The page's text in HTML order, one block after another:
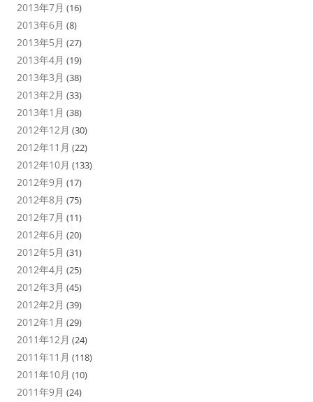
2013年7月 (16)
2013年6月 (8)
2013年5月 (27)
2013年4月 (19)
2013年3月 (38)
2013年2月 (33)
2013年1月 (38)
2012年12月 (30)
2012年11月 (22)
2012年10月 (133)
2012年9月 (17)
2012年8月 (75)
2012年7月 (11)
2012年6月 (20)
2012年5月 (31)
2012年4月 (25)
2012年3月 (45)
2012年2月 (39)
2012年1月 (29)
2011年12月 (24)
2011年11月 (118)
2011年10月 (10)
2011年9月 (24)